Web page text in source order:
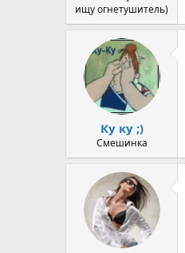
ищу огнетушитель)
Ку ку ;)
Смешинка